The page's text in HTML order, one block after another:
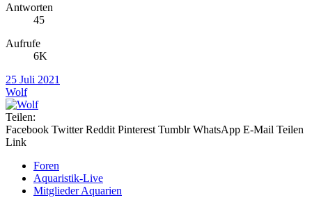
Antworten
45
Aufrufe
6K
25 Juli 2021
Wolf
Teilen:
Facebook Twitter Reddit Pinterest Tumblr WhatsApp E-Mail Teilen
Link
Foren
Aquaristik-Live
Mitglieder Aquarien